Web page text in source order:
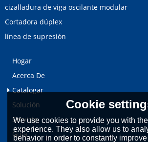
cizalladura de viga oscilante modular
Cortadora dúplex
línea de supresión
Hogar
Acerca De
Catalogar
Solución
Servicio
Guía
Cookie
We use cookies to provide you with
experience. They also allow us to
behavior in order to constantly